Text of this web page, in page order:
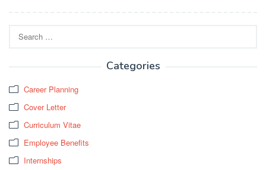
for:
Categories
Career Planning
Cover Letter
Curriculum Vitae
Employee Benefits
Internships